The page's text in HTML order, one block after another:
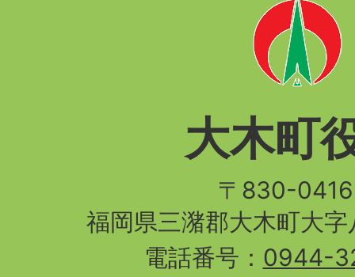
大木町
〒830-
福岡県三潴郡大木町大
電話番号： 0944-